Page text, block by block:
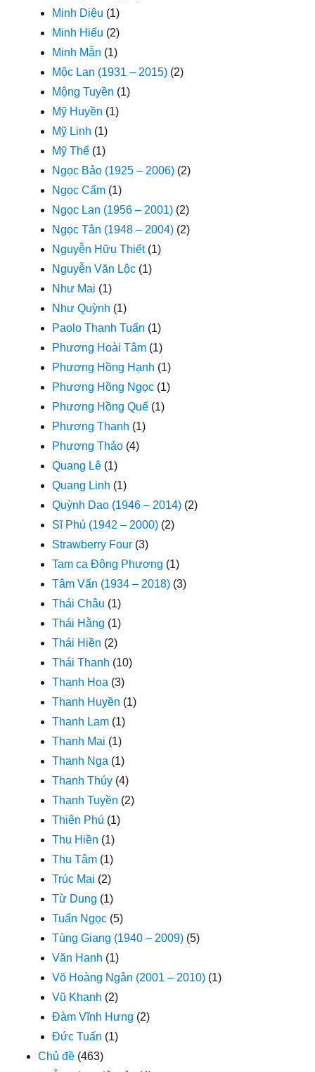
Minh Diệu (1)
Minh Hiếu (2)
Minh Mẫn (1)
Mộc Lan (1931 – 2015) (2)
Mộng Tuyền (1)
Mỹ Huyền (1)
Mỹ Linh (1)
Mỹ Thể (1)
Ngọc Bảo (1925 – 2006) (2)
Ngọc Cẩm (1)
Ngọc Lan (1956 – 2001) (2)
Ngọc Tân (1948 – 2004) (2)
Nguyễn Hữu Thiết(1)
Nguyễn Văn Lộc (1)
Như Mai (1)
Như Quỳnh (1)
Paolo Thanh Tuấn (1)
Phương Hoài Tâm (1)
Phương Hồng Hạnh (1)
Phương Hồng Ngọc (1)
Phương Hồng Quế (1)
Phương Thanh (1)
Phương Thảo (4)
Quang Lê (1)
Quang Linh (1)
Quỳnh Dao (1946 – 2014) (2)
Sĩ Phú (1942 – 2000) (2)
Strawberry Four (3)
Tam ca Đông Phương (1)
Tâm Vấn (1934 – 2018) (3)
Thái Châu (1)
Thái Hằng (1)
Thái Hiền (2)
Thái Thanh (10)
Thanh Hoa (3)
Thanh Huyền (1)
Thanh Lam (1)
Thanh Mai (1)
Thanh Nga (1)
Thanh Thúy (4)
Thanh Tuyền (2)
Thiên Phú (1)
Thu Hiền (1)
Thu Tâm (1)
Trúc Mai (2)
Từ Dung (1)
Tuấn Ngọc (5)
Tùng Giang (1940 – 2009) (5)
Văn Hanh (1)
Võ Hoàng Ngân (2001 – 2010) (1)
Vũ Khanh (2)
Đàm Vĩnh Hưng (2)
Đức Tuấn (1)
Chủ đề (463)